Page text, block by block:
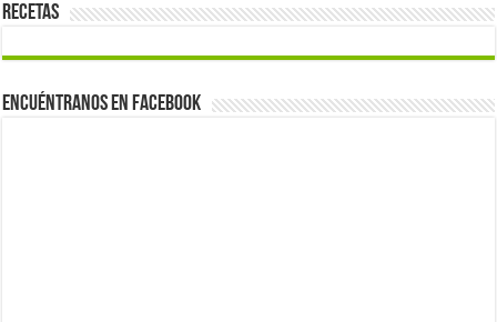
Recetas
Encuéntranos en Facebook